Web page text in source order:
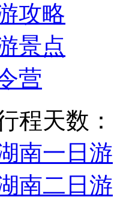
攻略
景点
营
程天数：
南一日游
南二日游